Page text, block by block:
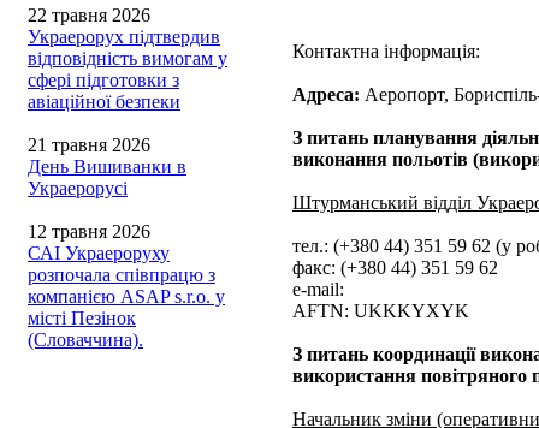
22 травня 2026
Украерорух підтвердив
відповідність вимогам у
сфері підготовки з
авіаційної безпеки
21 травня 2026
День Вишиванки в
Украерорусі
12 травня 2026
САІ Украероруху
розпочала співпрацю з
компанією ASAP s.r.o. у
місті Пезінок
(Словаччина).
Контактна інформація:
Адреса: Аеропорт,
З питань планування
виконання польотів
Штурманський відділ
тел.: (+380 44) 351 59 62 (у
факс: (+380 44) 351 59 62
e-mail:
AFTN: UKKKYXYK
З питань координації
використання повітряного
Начальник зміни